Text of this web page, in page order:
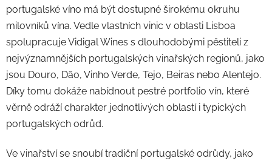
portugalské víno má být dostupné širokému okruhu
milovníků vína. Vedle vlastních vinic v oblasti Lisboa
spolupracuje Vidigal Wines s dlouhodobými pěstiteli z
nejvýznamnějších portugalských vinařských regionů, jako
jsou Douro, Dão, Vinho Verde, Tejo, Beiras nebo Alentejo.
Díky tomu dokáže nabídnout pestré portfolio vín, které
věrně odráží charakter jednotlivých oblastí i typických
portugalských odrůd.
Ve vinařství se snoubí tradiční portugalské odrůdy, jako